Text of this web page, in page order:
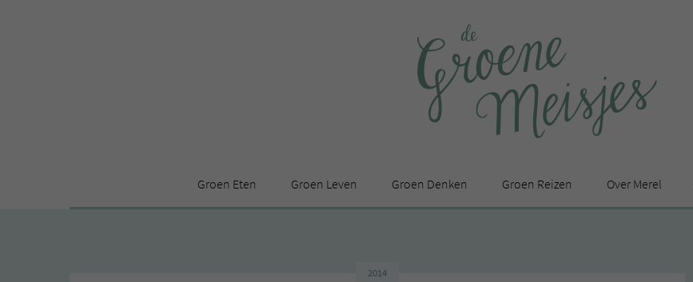
Groen Eten Groen Leven Groen Denken Groen Reizen Over Merel
2014